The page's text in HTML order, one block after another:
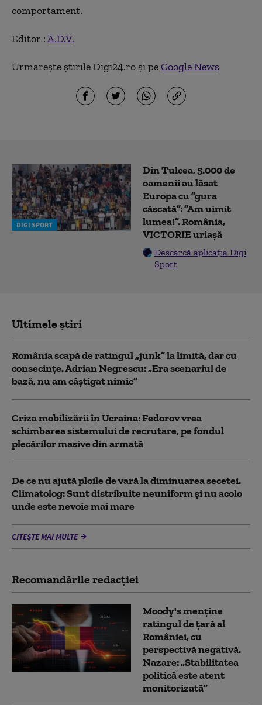
comportament.
Editor :A.D.V.
Urmărește știrile Digi24.ro și peGoogle News
DIGI SPORT
Din Tulcea, 5.000 de
oamenii au lăsat
Europa cu ”gura
căscată”: ”Am uimit
lumea!”. România,
VICTORIE uriașă
Descarcă aplicația Digi
Sport
Ultimele știri
România scapă de ratingul „junk” la limită, dar cu
consecinţe. Adrian Negrescu: „Era scenariul de
bază, nu am câștigat nimic”
Criza mobilizării în Ucraina: Fedorov vrea
schimbarea sistemului de recrutare, pe fondul
plecărilor masive din armată
De ce nu ajută ploile de vară la diminuarea secetei.
Climatolog: Sunt distribuite neuniform și nu acolo
unde este nevoie mai mare
CITEȘTE MAI MULTE
Recomandările redacţiei
Moody's menține
ratingul de țară al
României, cu
perspectivă negativă.
Nazare: „Stabilitatea
politică este atent
monitorizată”